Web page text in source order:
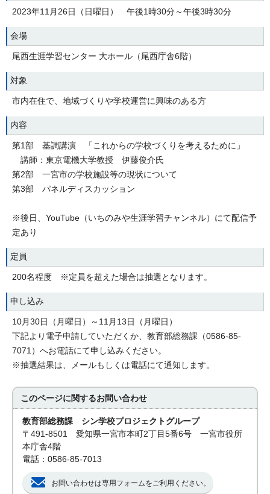
2023年11月26日（日曜日） 午後1時30分～午後3時30分
会場
尾西生涯学習センター 大ホール（尾西庁舎6階）
対象
市内在住で、地域づくりや学校運営に興味のある方
内容
第1部 基調講演 「これからの学校づくりを考えるために」
講師：東京電機大学教授 伊藤俊介氏
第2部 一宮市の学校施設等の現状について
第3部 パネルディスカッション
※後日、YouTube（いちのみや生涯学習チャンネル）にて配信予
定あり
定員
200名程度 ※定員を超えた場合は抽選となります。
申し込み
10月30日（月曜日）～11月13日（月曜日）
下記より電子申請していただくか、教育部総務課（0586-85-
7071）へお電話にて申し込みください。
※抽選結果は、メールもしくは電話にて通知します。
このページに関するお問い合わせ
教育部総務課 シン学校プロジェクトグループ
〒491-8501 愛知県一宮市本町2丁目5番6号 一宮市役所
本庁舎4階
電話：0586-85-7013
お問い合わせは専用フォームをご利用ください。